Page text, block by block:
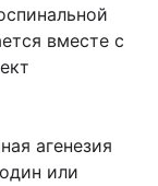
вместе с
агенезия
или